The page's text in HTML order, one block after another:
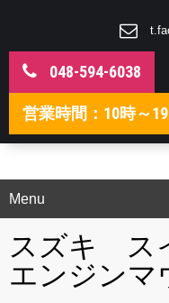
048-594-6038
営業時間：10時～
Menu
スズキ ス
エンジンマ